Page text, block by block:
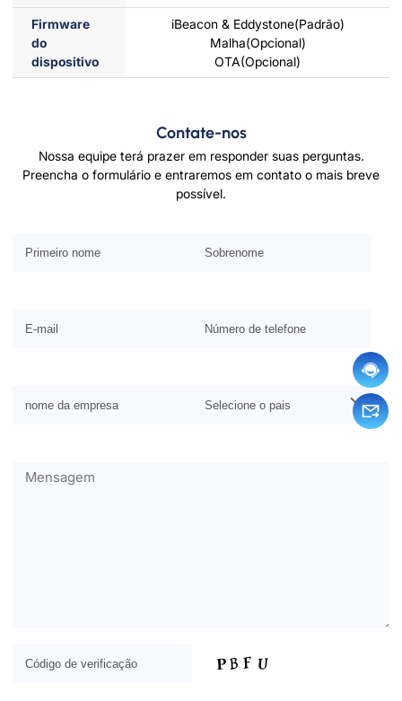
Firmware
do
dispositivo
iBeacon & Eddystone(Padrão)
Malha(Opcional)
OTA(Opcional)
Contate-nos
Nossa equipe terá prazer em responder suas perguntas.
Preencha o formulário e entraremos em contato o mais breve
possível.